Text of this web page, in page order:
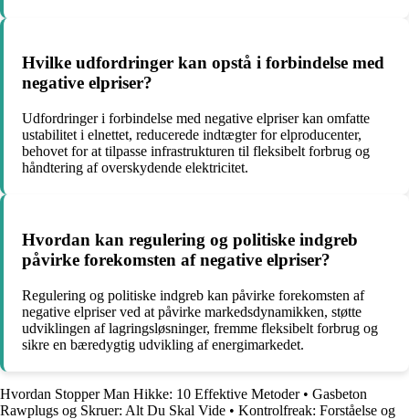
Hvilke udfordringer kan opstå i forbindelse med
negative elpriser?
Udfordringer i forbindelse med negative elpriser kan omfatte
ustabilitet i elnettet, reducerede indtægter for elproducenter,
behovet for at tilpasse infrastrukturen til fleksibelt forbrug og
håndtering af overskydende elektricitet.
Hvordan kan regulering og politiske indgreb
påvirke forekomsten af negative elpriser?
Regulering og politiske indgreb kan påvirke forekomsten af
negative elpriser ved at påvirke markedsdynamikken, støtte
udviklingen af lagringsløsninger, fremme fleksibelt forbrug og
sikre en bæredygtig udvikling af energimarkedet.
Hvordan Stopper Man Hikke: 10 Effektive Metoder• Gasbeton
Rawplugs og Skruer: Alt Du Skal Vide • Kontrolfreak: Forståelse og